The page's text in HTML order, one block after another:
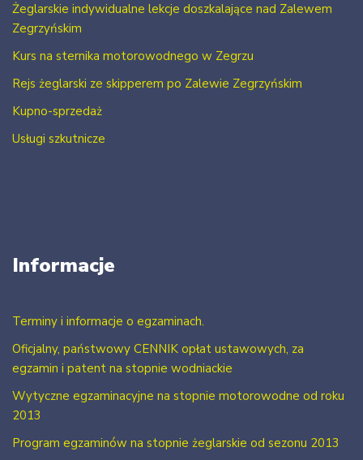
Żeglarskie indywidualne lekcje doszkalające nad Zalewem
Zegrzyńskim
Kurs na sternika motorowodnego w Zegrzu
Rejs żeglarski ze skipperem po Zalewie Zegrzyńskim
Kupno-sprzedaż
Usługi szkutnicze
Informacje
Terminy i informacje o egzaminach.
Oficjalny, państwowy CENNIK opłat ustawowych, za
egzamin i patent na stopnie wodniackie
Wytyczne egzaminacyjne na stopnie motorowodne od roku
2013
Program egzaminów na stopnie żeglarskie od sezonu 2013